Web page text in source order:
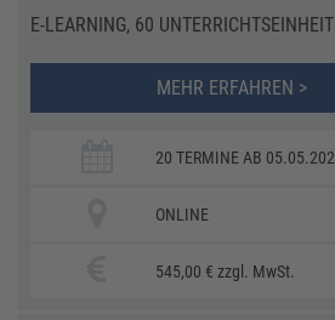
E-LEARNING, 60
MEHR ERFAHREN >
20 TERMINE AB
ONLINE
545,00 € zzgl. MwSt.